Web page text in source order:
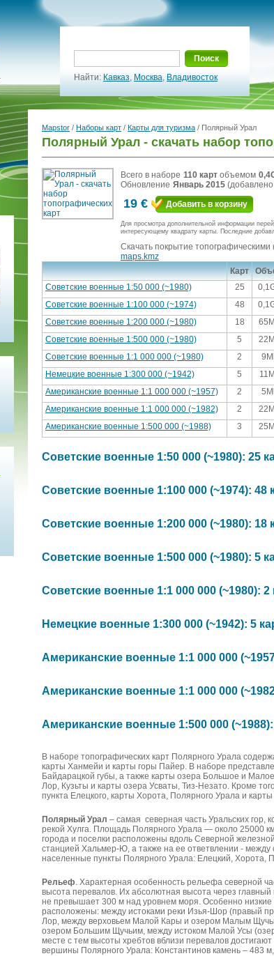
Поиск
Найти: Кавказ, Москва, Владивосток
Mapstor / Наборы карт / Карты для туризма / Полярный Урал
Полярный Урал - скачать набор
Всего в наборе 110 карт объемом
Обновление Январь 2015 (добавлено
19 € Добавить в корзину
Для просмотра дополнительной информации
интересующему квадрату карты. Последние
Скачать покрытие
maps.kmz
Карт
Советские военные 1:50 000 (~1980)
25
Советские военные 1:100 000 (~1974) 48
Советские военные 1:200 000 (~1980) 18
Советские военные 1:500 000 (~1980) 5
Советские военные 1:1 000 000 (~1980) 2
Немецкие военные 1:300 000 (~1942) 5
Американские военные 1:1 000 000 (~1957) 2
Американские военные 1:1 000 000 (~1982) 2
Американские военные 1:500 000 (~1988) 3
Советские военные 1:50 000 (~1980): 25
Советские военные 1:100 000 (~1974): 48
Советские военные 1:200 000 (~1980): 18
Советские военные 1:500 000 (~1980): 5
Советские военные 1:1 000 000 (~1980): 2
Немецкие военные 1:300 000 (~1942): 5
Американские военные 1:1 000 000
Американские военные 1:1 000 000
Американские военные 1:500 000 (~1988):
В наборе топографических карт Полярного Урала
карты Ханмейи и карты горы Пайер. В наборе
Байдарацкой губы, а также карты озера Большое и
Лор, Кузьты и карты озера Усваты, Тиз-Незато. Кроме
пункта Елецкого, карты Хорота, Полярного Урала и
Полярный Урал – самая северная часть Уральских гор,
рекой Хулга. Площадь Полярного Урала — около 25000
города и поселки расположены вдоль Северной
станцией Хальмер-Ю, а также на ее ответвлении -
населенные пункты Полярного Урала: Елецкий, Хорота,
Рельеф. Характерная особенность рельефа северной
высота перевалов. Их абсолютная высота через
не превышает 300 м над уровнем моря. Особенно
расположены: между истоками реки Изья-Шор (правый
Лор, между верховьем Малой Кары и озером Малым
озером Большим Щучьим, между истоком Малой Усы
месте с тем высоты хребтов вблизи перевалов
вершины Полярного Урала: Константинов камень – 483